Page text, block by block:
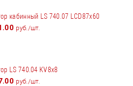
кабинный LS 740.07 LCD87x60
руб./шт.
LS 740.04 KV8x8
руб./шт.